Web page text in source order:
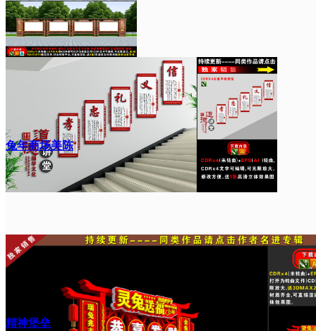
兔年商场美陈
精神堡垒